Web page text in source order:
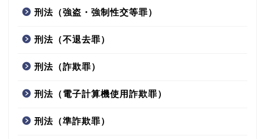
刑法（強盗・強制性交等罪）
刑法（不退去罪）
刑法（詐欺罪）
刑法（電子計算機使用詐欺罪）
刑法（準詐欺罪）